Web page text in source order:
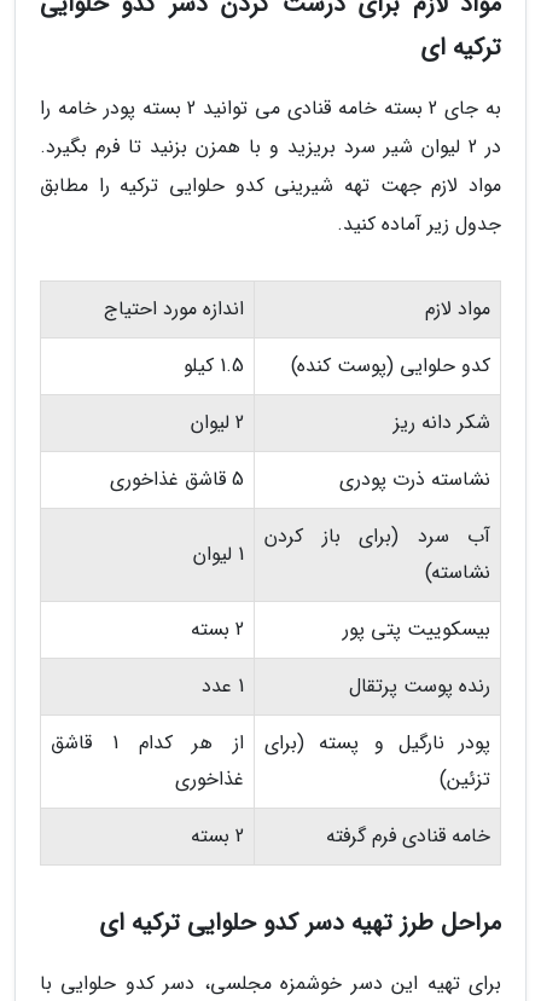
ترکیه ای
به جای 2 بسته خامه قنادی می توانید 2 بسته پودر خامه را
در 2 لیوان شیر سرد بریزید و با همزن بزنید تا فرم بگیرد.
مواد لازم جهت تهه شیرینی کدو حلوایی ترکیه را مطابق
جدول زیر آماده کنید.
مواد لازم
اندازه مورد احتیاج
کدو حلوایی (پوست کنده)
1.5 کیلو
شکر دانه ریز
2 لیوان
نشاسته ذرت پودری
5 قاشق غذاخوری
آب سرد (برای باز کردن
نشاسته)
1 لیوان
بیسکوییت پتی پور
2 بسته
رنده پوست پرتقال
1 عدد
پودر نارگیل و پسته (برای
تزئین)
از هر کدام 1 قاشق
غذاخوری
خامه قنادی فرم گرفته
2 بسته
مراحل طرز تهیه دسر کدو حلوایی ترکیه ای
برای تهیه این دسر خوشمزه مجلسی، دسر کدو حلوایی با